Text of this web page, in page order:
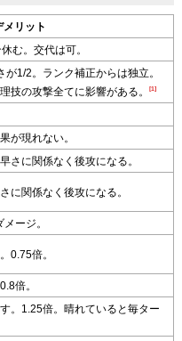
メリット
む。交代は可。
1/2。ランク補正からは独立。
技の攻撃全てに影響がある。
[1]
が現れない。
さに関係なく後攻になる。
に関係なく後攻になる。
ージ。
0.75倍。
倍。
。1.25倍。晴れていると毎ター